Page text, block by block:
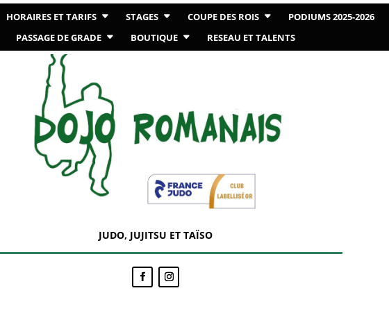
HORAIRES ET TARIFS STAGES COUPE DES ROIS PODIUMS 2025-2026
PASSAGE DE GRADE
BOUTIQUE RESEAU ET TALENTS
JUDO, JUJITSU ET TAÏSO